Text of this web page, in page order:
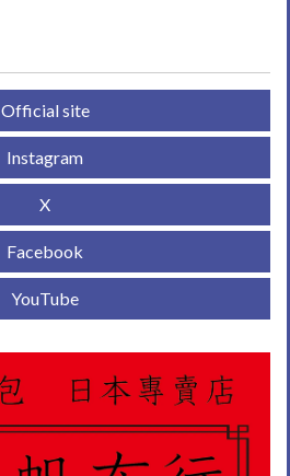
Official site
Instagram
X
Facebook
YouTube